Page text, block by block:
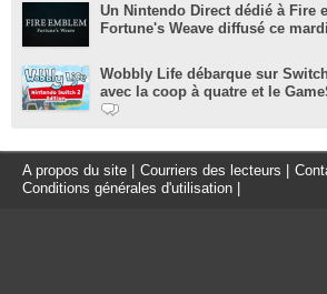
Un Nintendo Direct dédié à Fire
Fortune's Weave diffusé ce mardi
Wobbly Life débarque sur
avec la coop à quatre et le
A propos du site Courriers des lecteurs
Conditions générales d'utilisation